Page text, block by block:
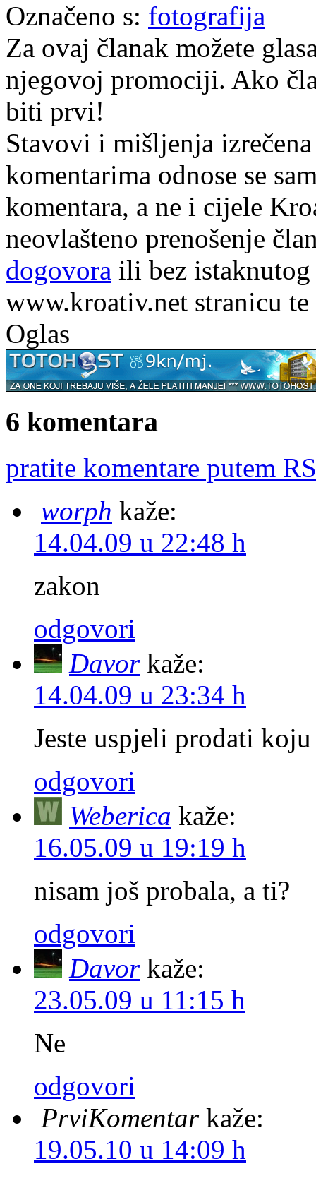
Označeno s: fotografija
Za ovaj članak možete
njegovoj promociji. Ako
biti prvi!
Stavovi i mišljenja
komentarima odnose se
komentara, a ne i cijele
neovlašteno prenošenje
dogovora ili bez
www.kroativ.net stranicu te
Oglas
6 komentara
pratite komentare putem
worph kaže:
14.04.09 u 22:48 h
zakon
odgovori
Davor kaže:
14.04.09 u 23:34 h
Jeste uspjeli prodati
odgovori
Weberica kaže:
16.05.09 u 19:19 h
nisam još probala, a ti?
odgovori
Davor kaže:
23.05.09 u 11:15 h
Ne
odgovori
PrviKomentar kaže:
19.05.10 u 14:09 h